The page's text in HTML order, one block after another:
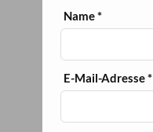
Name*
E-Mail-Adresse*